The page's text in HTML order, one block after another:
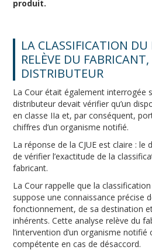
produit.
LA CLASSIFICATION DU
RELÈVE DU
DISTRIBUTEUR
La Cour était également interrogée
distributeur devait vérifier qu’un
en classe IIa et, par conséquent,
chiffres d’un organisme notifié.
La réponse de la CJUE est claire : le
de vérifier l’exactitude de la
fabricant.
La Cour rappelle que la
suppose une connaissance précise
fonctionnement, de sa destination
inhérents. Cette analyse relève du
l’intervention d’un organisme notifié
compétente en cas de désaccord.